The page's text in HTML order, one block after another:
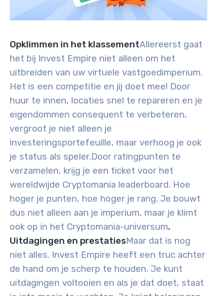
Opklimmen in het klassementAllereerst gaat
het bij Invest Empire niet alleen om het
uitbreiden van uw virtuele vastgoedimperium.
Het is een competitie en jij doet mee! Door
huur te innen, locaties snel te repareren en je
eigendommen consequent te verbeteren,
vergroot je niet alleen je
investeringsportefeuille, maar verhoog je ook
je status als speler.Door ratingpunten te
verzamelen, krijg je een ticket voor het
wereldwijde Cryptomania leaderboard. Hoe
hoger je punten, hoe hoger je rang. Je bouwt
dus niet alleen aan je imperium, maar je klimt
ook op in het Cryptomania-universum.
Uitdagingen en prestatiesMaar dat is nog
niet alles. Invest Empire heeft een truc achter
de hand om je scherp te houden. Je kunt
uitdagingen voltooien en als je dat doet, staat